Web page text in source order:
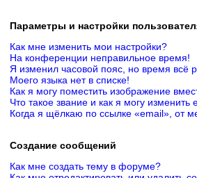
Параметры и настройки
Как мне изменить мои настройки?
На конференции неправильное время!
Я изменил часовой пояс, но время всё
Моего языка нет в списке!
Как я могу поместить изображение
Что такое звание и как я могу изменить
Когда я щёлкаю по ссылке «email», от
Создание сообщений
Как мне создать тему в форуме?